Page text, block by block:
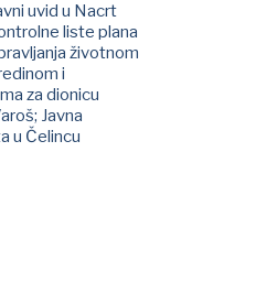
uvid u Nacrt
liste plana
životnom
i
za dionicu
Јavna
u Čelincu